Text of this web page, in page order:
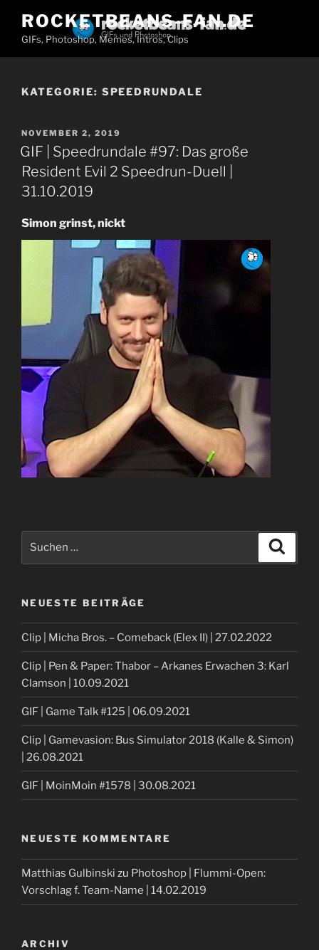
Inhalt
springen
ROCKETBEANS-FAN.DE
GIFs, Photoshop, Memes, Intros, Clips
KATEGORIE: SPEEDRUNDALE
VERÖFFENTLICHT
AM
NOVEMBER 2, 2019
GIF | Speedrundale #97: Das große
Resident Evil 2 Speedrun-Duell |
31.10.2019
Simon grinst, nickt
NEUESTE BEITRÄGE
Clip | Micha Bros. – Comeback (Elex II) | 27.02.2022
Clip | Pen & Paper: Thabor – Arkanes Erwachen 3: Karl
Clamson | 10.09.2021
GIF | Game Talk #125 | 06.09.2021
Clip | Gamevasion: Bus Simulator 2018 (Kalle & Simon)
| 26.08.2021
GIF | MoinMoin #1578 | 30.08.2021
NEUESTE KOMMENTARE
Matthias Gulbinski zu Photoshop | Flummi-Open:
Vorschlag f. Team-Name | 14.02.2019
ARCHIV